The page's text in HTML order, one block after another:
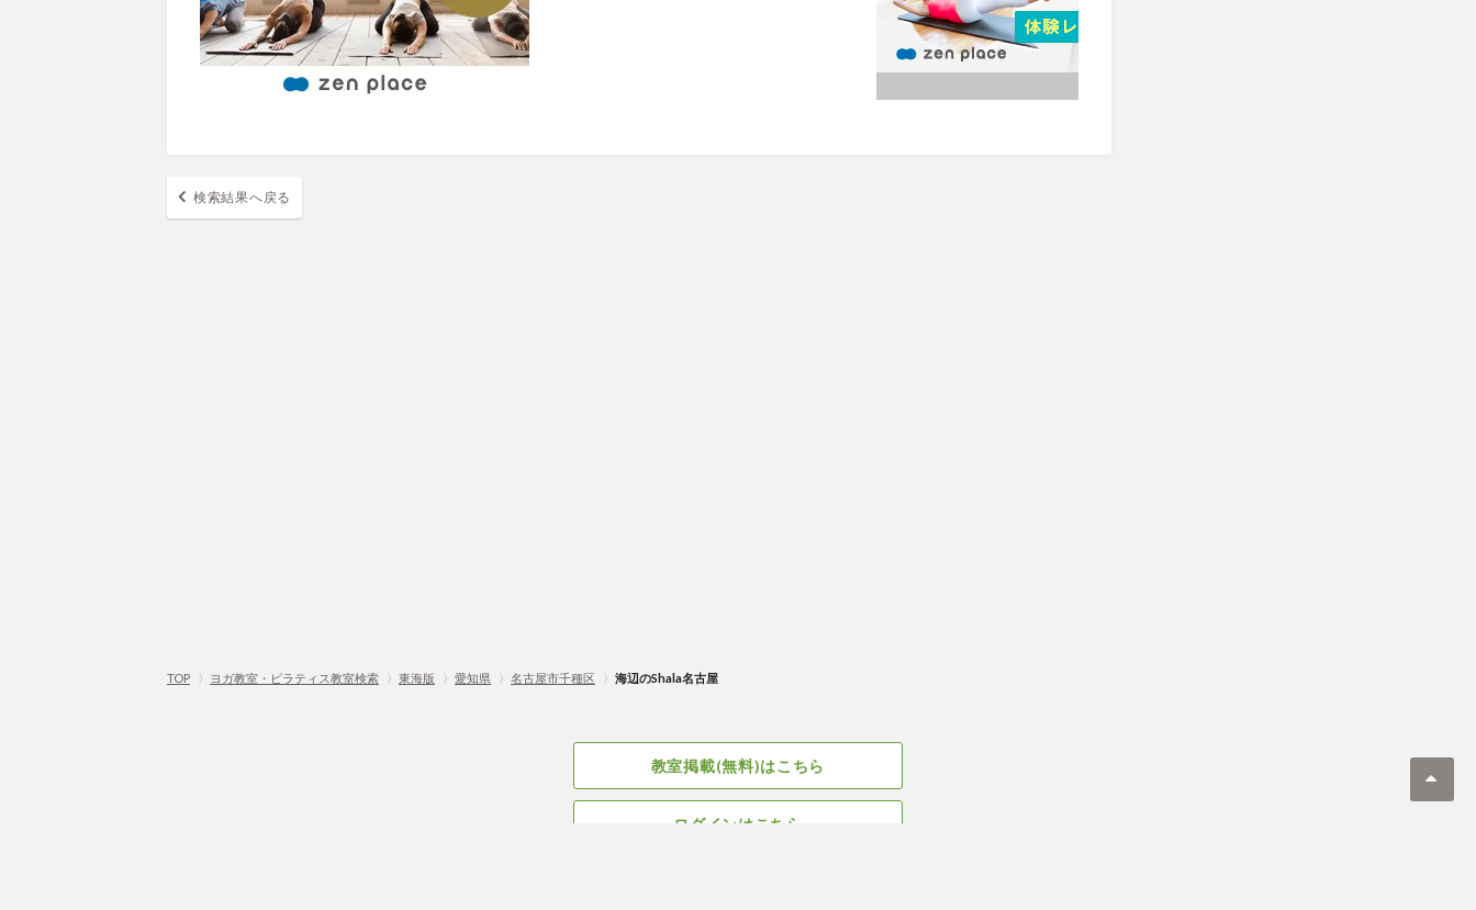
検索結果へ戻る
TOP 〉 ヨガ教室・ピラティス教室検索 〉 東海版 〉 愛知県 〉 名古屋市千種区 〉 海辺のShala名古屋
教室掲載(無料)はこちら
ログインはこちら